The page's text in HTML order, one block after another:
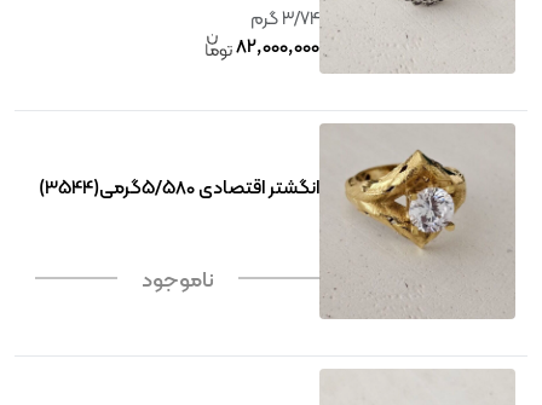
3/74 گرم
82٬000٬000
انگشتر اقتصادی 5/580گرمی(3544)
ناموجود